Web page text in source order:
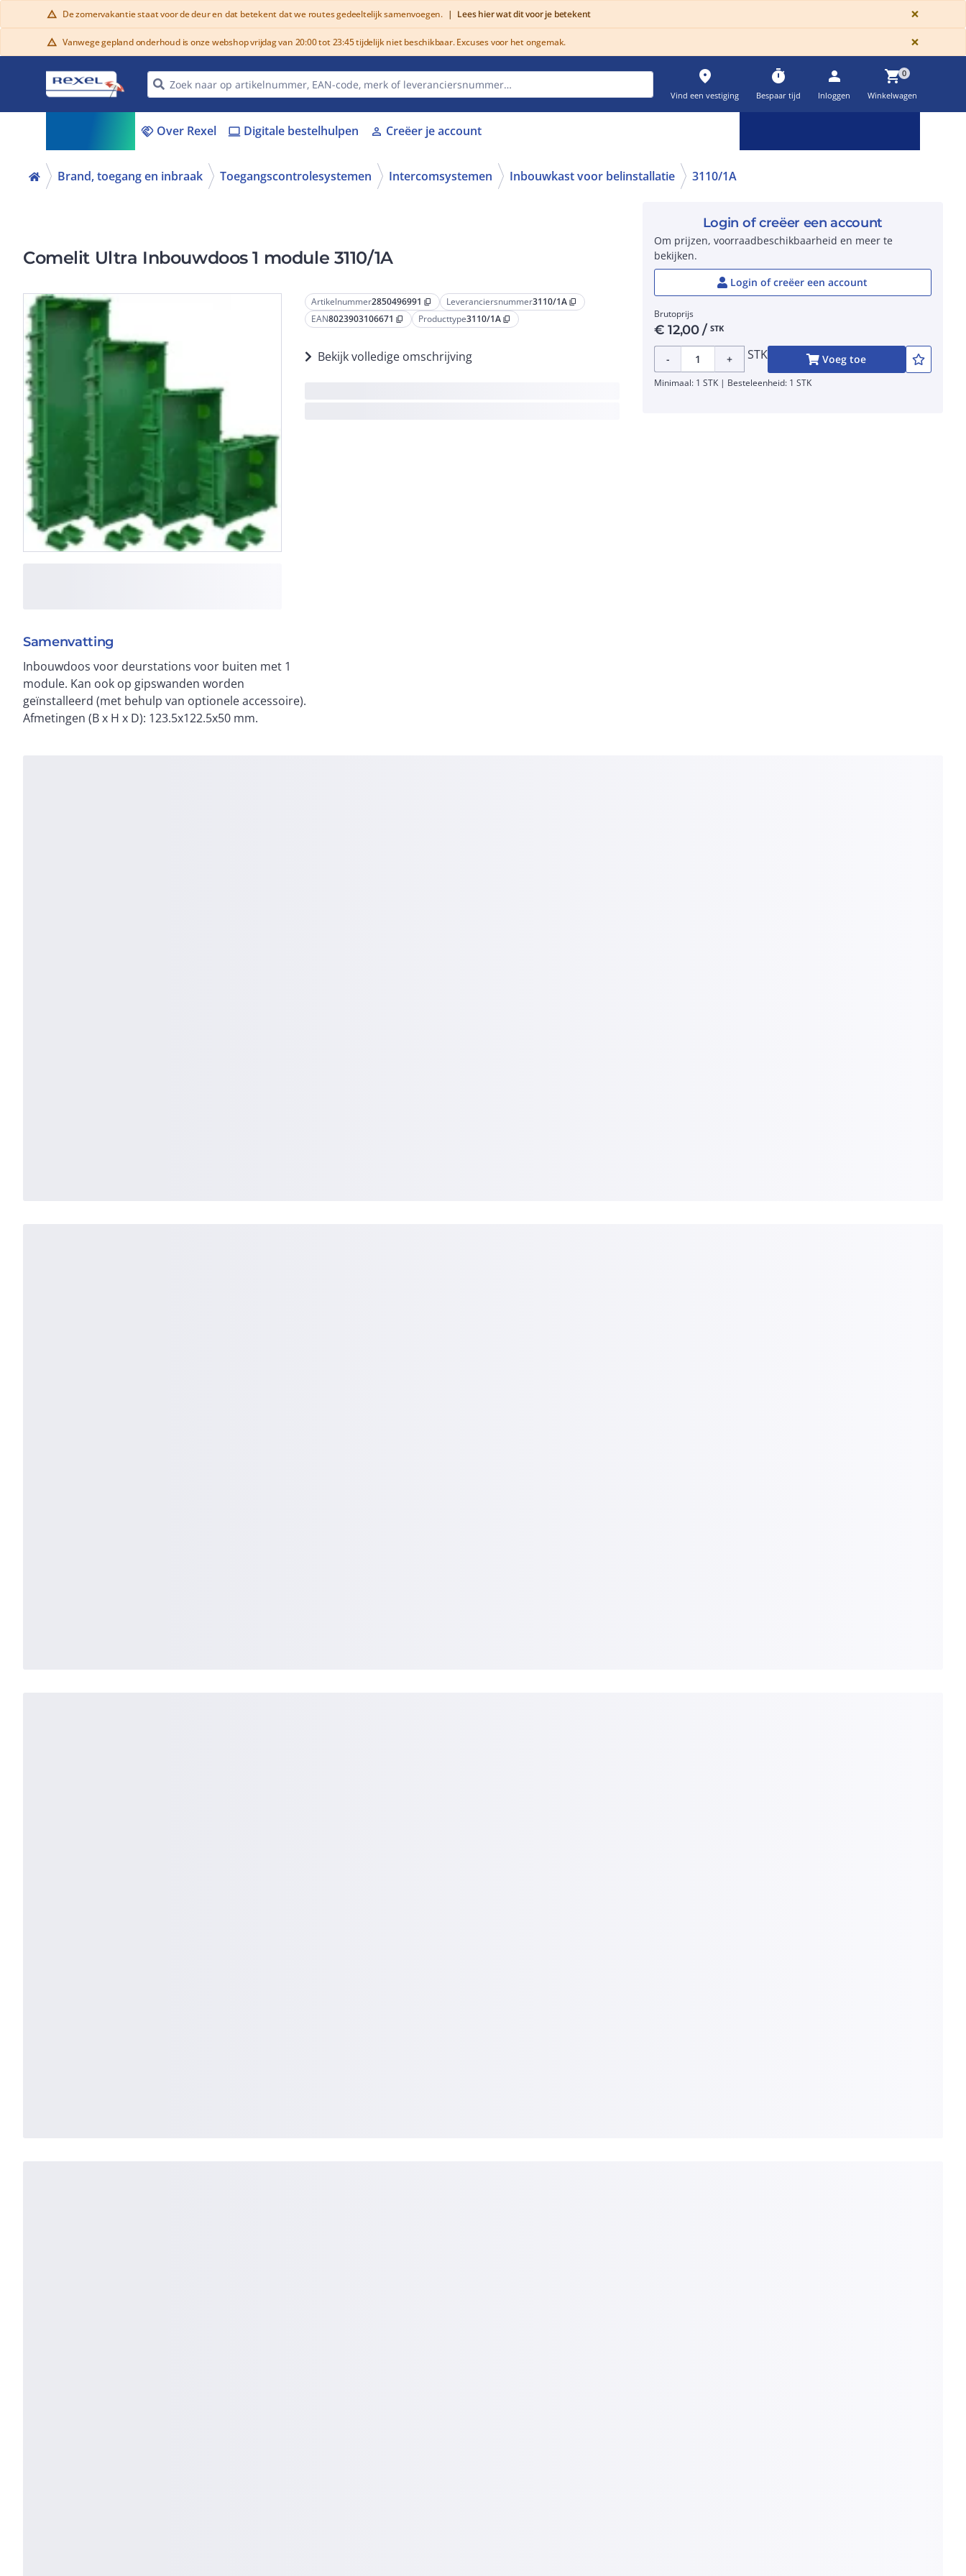
warning De zomervakantie staat voor de deur en dat betekent dat we routes gedeeltelijk samenvoegen. | Lees hier wat dit voor je betekent ×
warning Vanwege gepland onderhoud is onze webshop vrijdag van 20:00 tot 23:45 tijdelijk niet beschikbaar. Excuses voor het ongemak. ×
place
Vind een vestiging
timer
Bespaar tijd
person
Inloggen
shopping_cart0
Winkelwagen
handshake Over Rexel laptop Digitale bestelhulpen person Creëer je account
Brand, toegang en inbraak Toegangscontrolesystemen Intercomsystemen Inbouwkast voor belinstallatie 3110/1A
Comelit Ultra Inbouwdoos 1 module 3110/1A
Artikelnummer2850496991 content_copy Leveranciersnummer3110/1A content_copy
EAN8023903106671 content_copy Producttype3110/1A content_copy
Bekijk volledige omschrijving
Samenvatting
Inbouwdoos voor deurstations voor buiten met 1
module. Kan ook op gipswanden worden
geïnstalleerd (met behulp van optionele accessoire).
Afmetingen (B x H x D): 123.5x122.5x50 mm.
Login of creëer een account
Om prijzen, voorraadbeschikbaarheid en meer te
bekijken.
Login of creëer een account
Brutoprijs
€12,00/ STK
- + STK Voeg toe
Minimaal: 1 STK | Besteleenheid: 1 STK